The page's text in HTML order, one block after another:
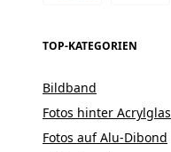
TOP-KATEGORIEN
Bildband
Fotos hinter Acrylglas
Fotos auf Alu-Dibond